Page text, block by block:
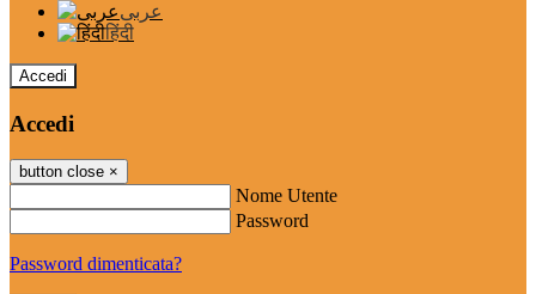
عربى
हिंदी
Accedi
Accedi
button close ×
Nome Utente
Password
Password dimenticata?